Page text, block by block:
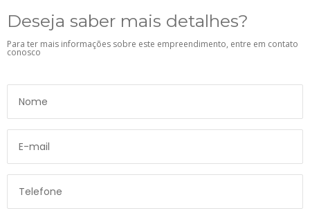
Deseja saber mais detalhes?
Para ter mais informações sobre este empreendimento, entre em contato
conosco